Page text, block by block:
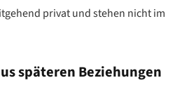
privat und stehen nicht im
späteren Beziehungen